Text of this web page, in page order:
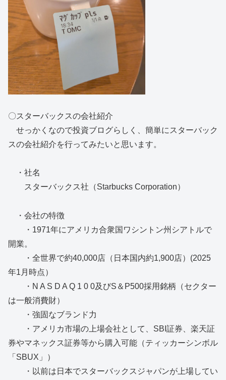
〇スターバックスの会社紹介
せっかくなので投資ブログらしく、簡単にスターバック
スの会社紹介を行ってみたいと思います。
・社名
スターバックス社（Starbucks Corporation）
・会社の特徴
・1971年にアメリカ合衆国ワシントン州シアトルで
開業。
・全世界で約40,000店（日本国内約1,900店）(2025
年1月時点）
・N A S D A Q 1 0 0及びS＆P500採用銘柄（セクター
は一般消費財）
・強固なブランド力
・アメリカ市場の上場会社として、SBI証券、楽天証
券やマネックス証券等から購入可能（ティッカーシンボル
「SBUX」）
・以前は日本でスターバックスジャパンが上場してい